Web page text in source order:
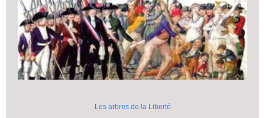
Les arbres de la Liberté